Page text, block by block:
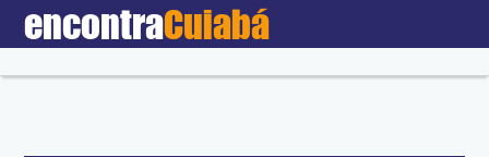
encontraCuiabá